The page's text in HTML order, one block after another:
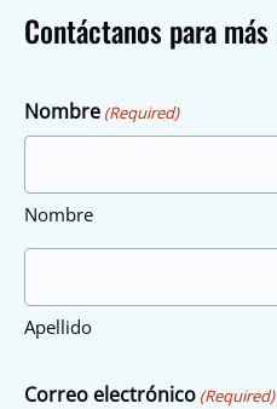
Contáctanos para
Nombre (Required)
Nombre
Apellido
Correo electrónico (Required)